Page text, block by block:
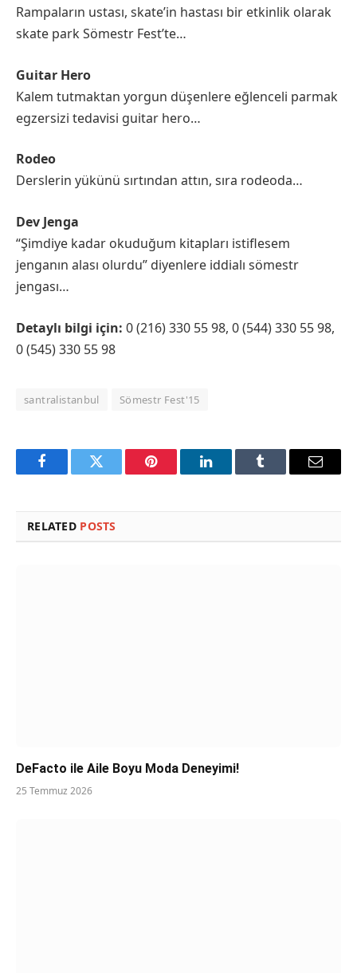
Rampaların ustası, skate’in hastası bir etkinlik olarak
skate park Sömestr Fest’te…
Guitar Hero
Kalem tutmaktan yorgun düşenlere eğlenceli parmak
egzersizi tedavisi guitar hero…
Rodeo
Derslerin yükünü sırtından attın, sıra rodeoda…
Dev Jenga
“Şimdiye kadar okuduğum kitapları istiflesem
jenganın alası olurdu” diyenlere iddialı sömestr
jengası…
Detaylı bilgi için: 0 (216) 330 55 98, 0 (544) 330 55 98,
0 (545) 330 55 98
santralistanbul Sömestr Fest'15
FacebookTwitter Pinterest LinkedInTumblr Email
RELATED POSTS
DeFacto ile Aile Boyu Moda Deneyimi!
25 Temmuz 2026